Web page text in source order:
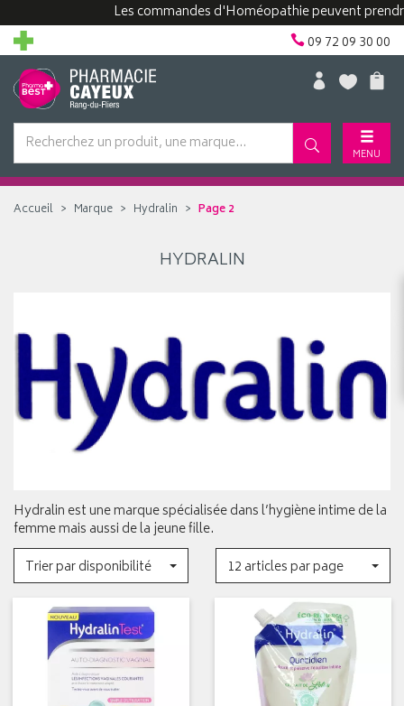
Les commandes d'Homéopathie peuvent prendre
09 72 09 30 00
MENU
Accueil Marque Hydralin Page 2
HYDRALIN
Hydralin est une marque spécialisée dans l’hygiène intime de la
femme mais aussi de la jeune fille.
Trier par disponibilité
12 articles par page